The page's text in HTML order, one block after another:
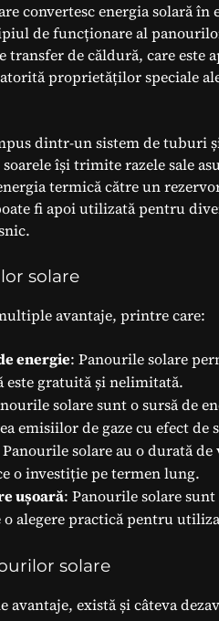
convertesc energia solară
de funcționare al
transfer de căldură, care este
proprietăților speciale
dintr-un sistem de tuburi
își trimite razele sale
termică către un
fi apoi utilizată pentru
solare
avantaje, printre care:
energie: Panourile solare
este gratuită și nelimitată.
solare sunt o sursă de
emisiilor de gaze cu efect de
Panourile solare au o durată
o investiție pe termen lung.
ușoară: Panourile solare
o alegere practică pentru
solare
există și câteva